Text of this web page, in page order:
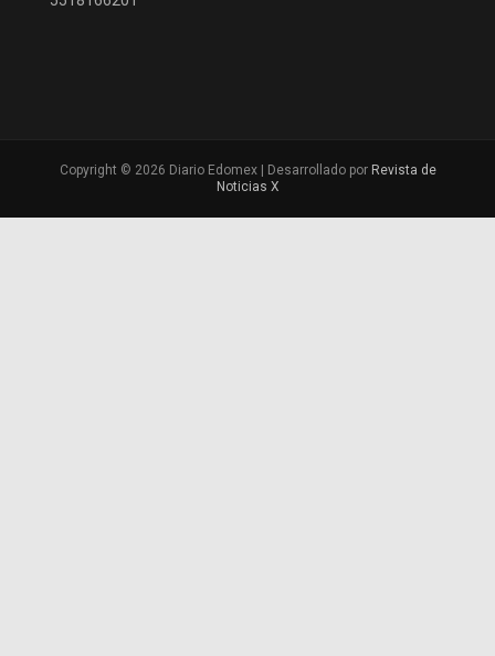
Copyright © 2026 Diario Edomex | Desarrollado por Revista de
Noticias X